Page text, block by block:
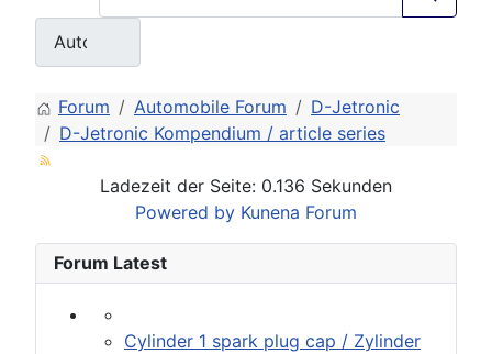
Forum Automobile Forum
D-Jetronic
D-Jetronic Kompendium / article series
Ladezeit der Seite: 0.136 Sekunden
Powered by Kunena Forum
Forum Latest
Cylinder 1 spark plug cap / Zylinder